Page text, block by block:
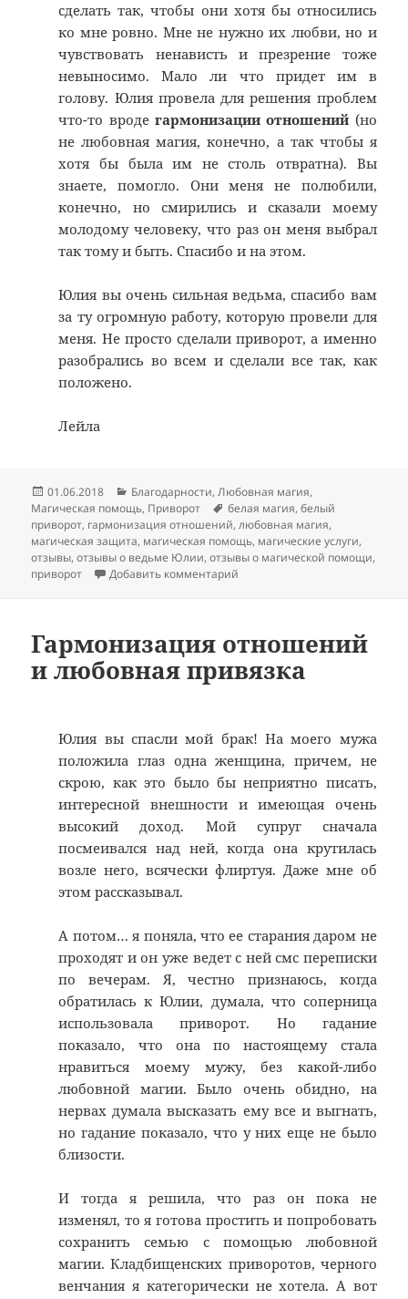
сделать так, чтобы они хотя бы относились
ко мне ровно. Мне не нужно их любви, но и
чувствовать ненависть и презрение тоже
невыносимо. Мало ли что придет им в
голову. Юлия провела для решения проблем
что-то вроде гармонизации отношений (но
не любовная магия, конечно, а так чтобы я
хотя бы была им не столь отвратна). Вы
знаете, помогло. Они меня не полюбили,
конечно, но смирились и сказали моему
молодому человеку, что раз он меня выбрал
так тому и быть. Спасибо и на этом.
Юлия вы очень сильная ведьма, спасибо вам
за ту огромную работу, которую провели для
меня. Не просто сделали приворот, а именно
разобрались во всем и сделали все так, как
положено.
Лейла
Опубликовано
01.06.2018 Рубрики
Благодарности,Любовная магия,
Магическая помощь, Приворот Метки
белая магия,белый
приворот, гармонизация отношений,любовная магия,
магическая защита, магическая помощь, магические услуги,
отзывы,отзывы о ведьме Юлии,отзывы о магической помощи,
приворот
Добавить комментарий
Гармонизация отношений
и любовная привязка
Юлия вы спасли мой брак! На моего мужа
положила глаз одна женщина, причем, не
скрою, как это было бы неприятно писать,
интересной внешности и имеющая очень
высокий доход. Мой супруг сначала
посмеивался над ней, когда она крутилась
возле него, всячески флиртуя. Даже мне об
этом рассказывал.
А потом… я поняла, что ее старания даром не
проходят и он уже ведет с ней смс переписки
по вечерам. Я, честно признаюсь, когда
обратилась к Юлии, думала, что соперница
использовала приворот. Но гадание
показало, что она по настоящему стала
нравиться моему мужу, без какой-либо
любовной магии. Было очень обидно, на
нервах думала высказать ему все и выгнать,
но гадание показало, что у них еще не было
близости.
И тогда я решила, что раз он пока не
изменял, то я готова простить и попробовать
сохранить семью с помощью любовной
магии. Кладбищенских приворотов, черного
венчания я категорически не хотела. А вот